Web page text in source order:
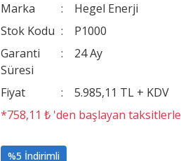
Marka
Hegel Enerji
Stok Kodu
P1000
Garanti
Süresi
24 Ay
Fiyat
5.985,11 TL + KDV
*758,11 ₺ 'den başlayan taksitlerle
%5 İndirimli